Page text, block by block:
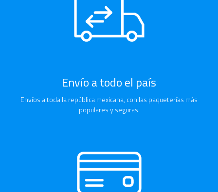
Envío a todo el país
Envíos a toda la república mexicana, con las paqueterías más
populares y seguras.